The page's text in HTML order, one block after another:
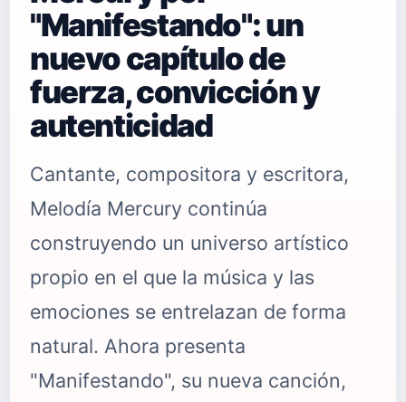
"Manifestando": un
nuevo capítulo de
fuerza, convicción y
autenticidad
Cantante, compositora y escritora,
Melodía Mercury continúa
construyendo un universo artístico
propio en el que la música y las
emociones se entrelazan de forma
natural. Ahora presenta
"Manifestando", su nueva canción,